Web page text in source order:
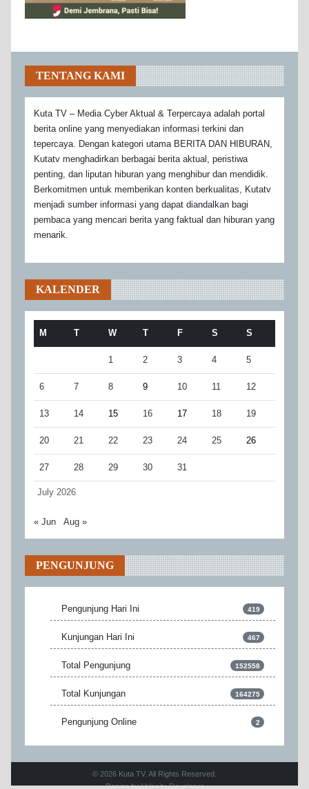
TENTANG KAMI
Kuta TV – Media Cyber Aktual & Terpercaya adalah portal
berita online yang menyediakan informasi terkini dan
tepercaya. Dengan kategori utama BERITA DAN HIBURAN,
Kutatv menghadirkan berbagai berita aktual, peristiwa
penting, dan liputan hiburan yang menghibur dan mendidik.
Berkomitmen untuk memberikan konten berkualitas, Kutatv
menjadi sumber informasi yang dapat diandalkan bagi
pembaca yang mencari berita yang faktual dan hiburan yang
menarik.
KALENDER
July 2026
M T W T F S S
1 2 3 4 5
6 7 8 9 10 11 12
13 14 15 16 17 18 19
20 21 22 23 24 25 26
27 28 29 30 31
« Jun Aug »
PENGUNJUNG
Pengunjung Hari Ini 419
Kunjungan Hari Ini 467
Total Pengunjung 152558
Total Kunjungan 164275
Pengunjung Online 2
© 2026 Kuta TV. All Rights Reserved.
Design byVelocity Developer